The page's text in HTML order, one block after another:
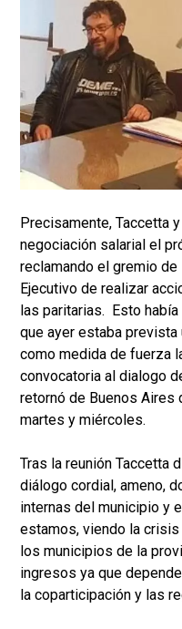
Precisamente, Taccetta
negociación salarial el
reclamando el gremio de
Ejecutivo de realizar
las paritarias. Esto
que ayer estaba prevista
como medida de fuerza
convocatoria al dialogo
retornó de Buenos Aires
martes y miércoles.
Tras la reunión Taccetta
diálogo cordial, ameno,
internas del municipio y
estamos, viendo la
los municipios de la
ingresos ya que
la coparticipación y las